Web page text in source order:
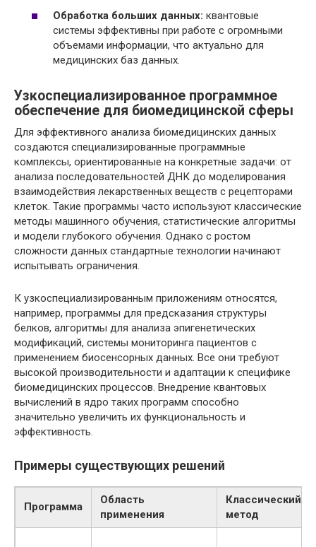
Обработка больших данных: квантовые
системы эффективны при работе с огромными
объемами информации, что актуально для
медицинских баз данных.
Узкоспециализированное программное
обеспечение для биомедицинской сферы
Для эффективного анализа биомедицинских данных
создаются специализированные программные
комплексы, ориентированные на конкретные задачи: от
анализа последовательностей ДНК до моделирования
взаимодействия лекарственных веществ с рецепторами
клеток. Такие программы часто используют классические
методы машинного обучения, статистические алгоритмы
и модели глубокого обучения. Однако с ростом
сложности данных стандартные технологии начинают
испытывать ограничения.
К узкоспециализированным приложениям относятся,
например, программы для предсказания структуры
белков, алгоритмы для анализа эпигенетических
модификаций, системы мониторинга пациентов с
применением биосенсорных данных. Все они требуют
высокой производительности и адаптации к специфике
биомедицинских процессов. Внедрение квантовых
вычислений в ядро таких программ способно
значительно увеличить их функциональность и
эффективность.
Примеры существующих решений
Программа
Область
применения
Классический
метод